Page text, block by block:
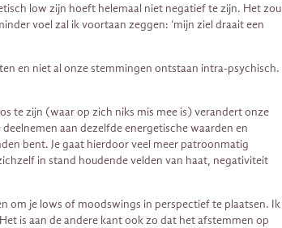
low zijn hoeft helemaal niet negatief te zijn. Het zou
voel zal ik voortaan zeggen: ‘mijn ziel draait een
en niet al onze stemmingen ontstaan intra-psychisch.
te zijn (waar op zich niks mis mee is) verandert onze
aan dezelfde energetische waarden en
bent. Je gaat hierdoor veel meer patroonmatig
in stand houdende velden van haat, negativiteit
om je lows of moodswings in perspectief te plaatsen. Ik
is aan de andere kant ook zo dat het afstemmen op